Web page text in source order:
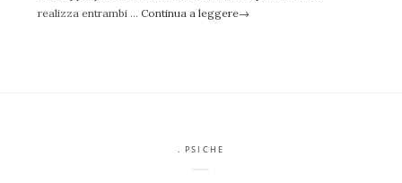
realizza entrambi … Continua a leggere→
. PSICHE